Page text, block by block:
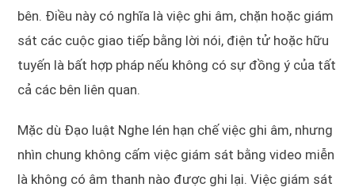
bên. Điều này có nghĩa là việc ghi âm, chặn hoặc giám
sát các cuộc giao tiếp bằng lời nói, điện tử hoặc hữu
tuyến là bất hợp pháp nếu không có sự đồng ý của tất
cả các bên liên quan.
Mặc dù Đạo luật Nghe lén hạn chế việc ghi âm, nhưng
nhìn chung không cấm việc giám sát bằng video miễn
là không có âm thanh nào được ghi lại. Việc giám sát